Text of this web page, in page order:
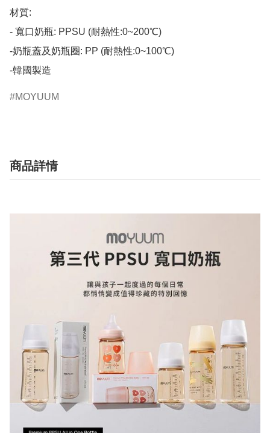
材質:
- 寬口奶瓶: PPSU (耐熱性:0~200℃)
-奶瓶蓋及奶瓶圈: PP (耐熱性:0~100℃)
-韓國製造​
MOYUUM
商品詳情